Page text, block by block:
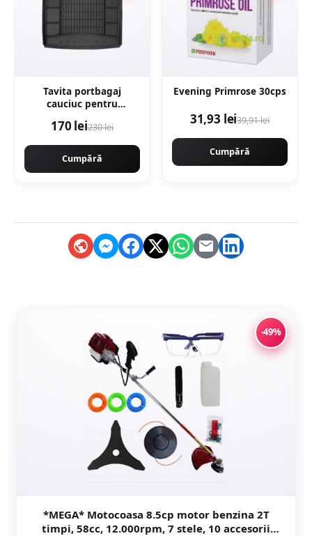
Tavita portbagaj
cauciuc pentru
Suv 10.18-
170 lei230 lei
Cumpără
Evening Primrose 30cps
31,93 lei39,91 lei
Cumpără
-49%
*MEGA* Motocoasa 8.5cp motor benzina 2T
timpi, 58cc, 12.000rpm, 7 stele, 10 accesorii